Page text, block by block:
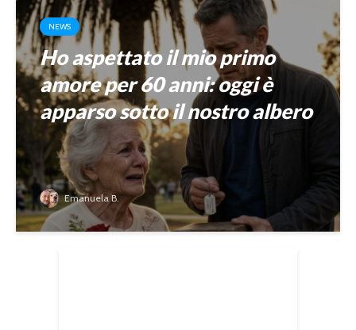
NEWS
Ho aspettato il mio primo
amore per 60 anni: oggi è
apparso sotto il nostro albero
Emanuela B.